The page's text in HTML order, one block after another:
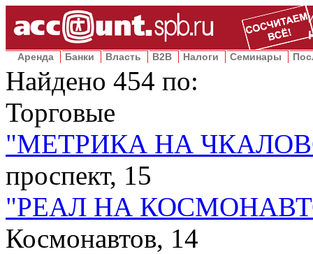
Аренда Банки Власть B2B Налоги Семинары
Найдено 454 по:
Торговые
"МЕТРИКА НА
проспект, 15
"РЕАЛ НА
Космонавтов, 14